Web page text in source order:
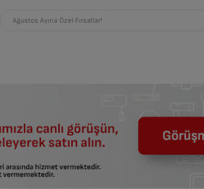
Ağustos Ayına Özel Fırsatlar!